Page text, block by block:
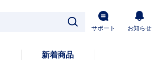
サポート お知らせ
新着商品